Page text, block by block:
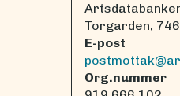
Torgarden,
E-post
Org.nummer